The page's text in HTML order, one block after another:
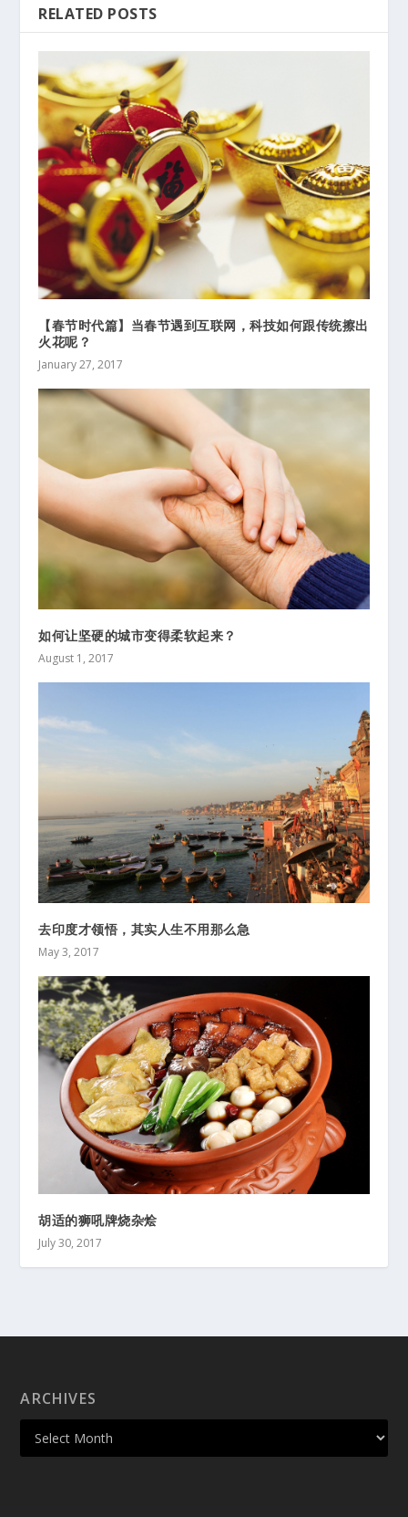
RELATED POSTS
【春节时代篇】当春节遇到互联网，科技如何跟传统擦出
火花呢？
January 27, 2017
如何让坚硬的城市变得柔软起来？
August 1, 2017
去印度才领悟，其实人生不用那么急
May 3, 2017
胡适的狮吼牌烧杂烩
July 30, 2017
ARCHIVES